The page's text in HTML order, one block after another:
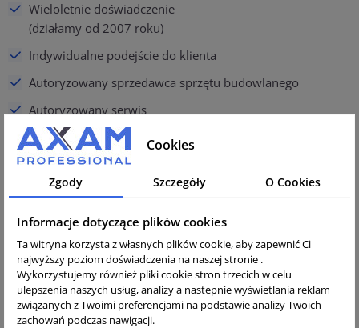
Wieloletnie doświadczenie
(działamy od 2007 roku)
Indywidualne podejście do klienta
Autoryzowany sprzedawca sprzętu budowlanego
Autoryzowany serwis
Sprzęt z polskiej dystrybucji
DOSTAWA
Sprawdzenie towaru przed wysyłką
Towar profesjonalnie spakowany i zabezpieczony
Gwarancja i polska instrukcja obsługi
Sprzęt nowy, oryginalny, prosto od producenta
Cookies
Zgody Szczegóły O Cookies
Informacje dotyczące plików cookies
Ta witryna korzysta z własnych plików cookie, aby zapewnić Ci
najwyższy poziom doświadczenia na naszej stronie .
Wykorzystujemy również pliki cookie stron trzecich w celu
ulepszenia naszych usług, analizy a nastepnie wyświetlania reklam
związanych z Twoimi preferencjami na podstawie analizy Twoich
zachowań podczas nawigacji.